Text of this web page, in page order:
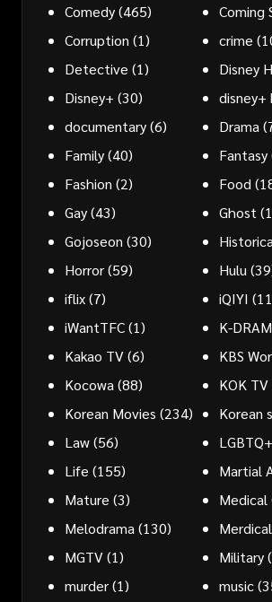
Comedy(465) Coming
Corruption (1) crime
Detective (1) Disney
Disney+ (30)
documentary(6) Drama
Family(40) Fantasy
Fashion (2) Food
Gay(43) Ghost
Gojoseon (30)
Horror(59) Hulu
iflix(7) iQIYI
iWantTFC(1) K-
Kakao TV(6) KBS
Kocowa (88) KOK TV
Korean Movies (234) Korean
Law(56) LGBTQ+
Life (155) Martial
Mature (3) Medical
Melodrama (130) Merdical
MGTV(1) Military
murder(1) music